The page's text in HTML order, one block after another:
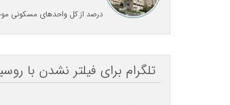
درصد از کل واحدهای مسکونی
تلگرام برای فیلتر نشدن با